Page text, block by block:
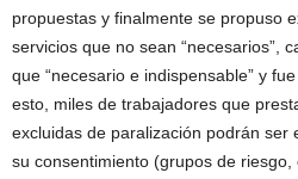
propuestas y finalmente se propuso
servicios que no sean “necesarios”,
que “necesario e indispensable” y
esto, miles de trabajadores que
excluidas de paralización podrán ser
su consentimiento (grupos de